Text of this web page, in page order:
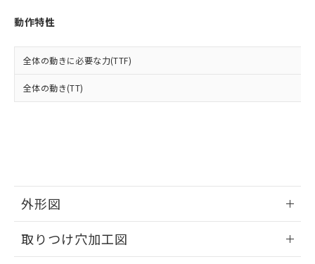
動作特性
全体の動きに必要な力(TTF)
全体の動き(TT)
外形図
取りつけ穴加工図
引・商談に必要な範囲で利用すること
をご了承ください。
※当社の共同利用者とは、
の共同利用に関して"
の「1.共同利
とができます。
51物質の非含有証明書（当社基準）
欄に対応日を記載しておりました。
既に当社にて対応品への在庫切替を完了
していることから、特段のことがない限
り、2022年1月12日より割愛しておりま
す。